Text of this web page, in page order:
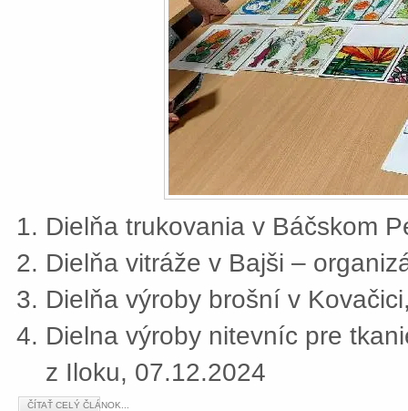
Dielňa trukovania v Báčskom
Dielňa vitráže v Bajši –
Dielňa výroby brošní v
Dielna výroby nitevníc pre
z Iloku, 07.12.2024
ČÍTAŤ CELÝ ČLÁNOK...